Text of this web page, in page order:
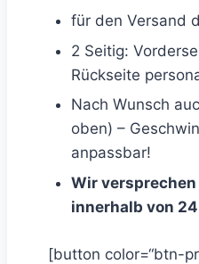
für den Versand
2 Seitig:
Rückseite
Nach Wunsch
oben) –
anpassbar!
Wir
innerhalb von
[button color=“btn-